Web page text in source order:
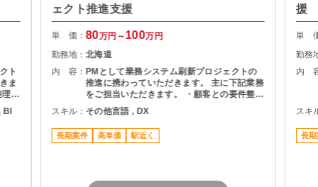
ト
ま
理
細
進
ェクト推進支援
単 価：80万円～100万円
勤務地：北海道
内 容： PMとして業務システム刷新プロジェクトの
推進に携わっていただきます。 主に下記業務
をご担当いただきます。 ・顧客との要件整
理・課題整理 ・プロジェクト計画の策定およ
び進捗管理 ・開発チームとの調整およびマネ
ジメント ・品質、課題、リスク管理 ・関係
者向け資料作成および各種報告 ・要件定義か
スキル： その他言語 , DX
長期案件 高単価 駅近く
援
単
勤務
内
スキ
長期